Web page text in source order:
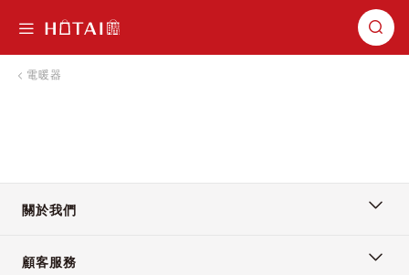
電暖器
關於我們
顧客服務